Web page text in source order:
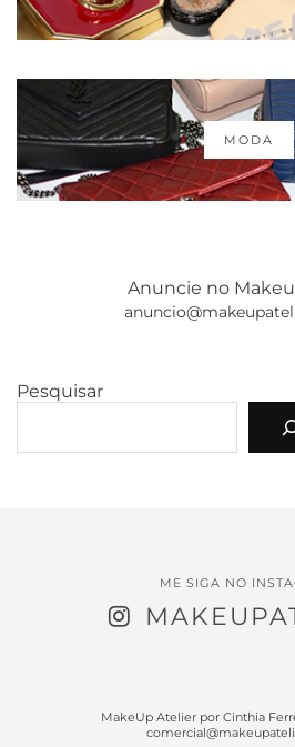
MODA
Anuncie no
Pesquisar
ME SIGA NO
MakeUp Atelier por Cinthia